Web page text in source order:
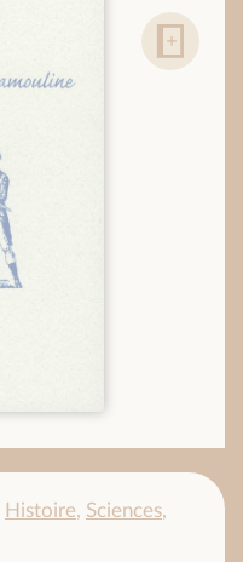
Histoire, Sciences,